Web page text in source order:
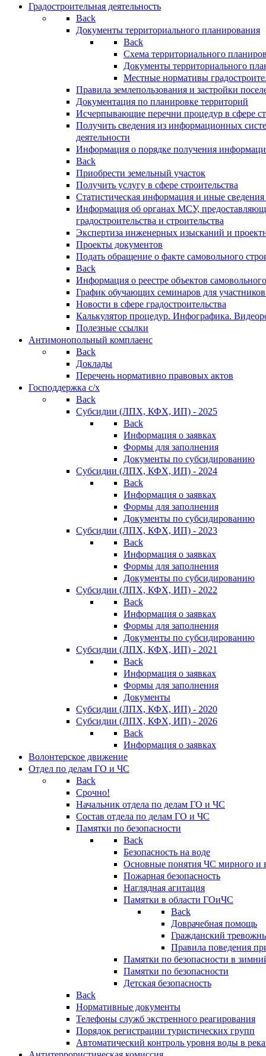
Градостроительная деятельность
Back
Документы территориального планирования
Back
Схема территориального
Документы территориального
Местные нормативы
Правила землепользования и застройки
Документация по планировке территорий
Исчерпывающие перечни процедур в сфере
Получить сведения из информационных
деятельности
Информация о порядке получения
Back
Приобрести земельный участок
Получить услугу в сфере строительства
Статистическая информация и иные сведения
Информация об органах МСУ,
градостроительства и строительства
Экспертиза инженерных изысканий и
Проекты документов
Подать обращение о факте самовольного
Back
Информация о реестре объектов
График обучающих семинаров для участников
Новости в сфере градостроительства
Калькулятор процедур. Инфографика.
Полезные ссылки
Антимонопольный комплаенс
Back
Доклады
Перечень нормативно правовых актов
Господдержка с/х
Back
Субсидии (ЛПХ, КФХ, ИП) - 2025
Back
Информация о заявках
Формы для заполнения
Документы по субсидированию
Субсидии (ЛПХ, КФХ, ИП) - 2024
Back
Информация о заявках
Формы для заполнения
Документы по субсидированию
Субсидии (ЛПХ, КФХ, ИП) - 2023
Back
Информация о заявках
Формы для заполнения
Документы по субсидированию
Субсидии (ЛПХ, КФХ, ИП) - 2022
Back
Информация о заявках
Формы для заполнения
Документы по субсидированию
Субсидии (ЛПХ, КФХ, ИП) - 2021
Back
Информация о заявках
Формы для заполнения
Документы
Субсидии (ЛПХ, КФХ, ИП) - 2020
Субсидии (ЛПХ, КФХ, ИП) - 2026
Back
Информация о заявках
Волонтерское движение
Отдел по делам ГО и ЧС
Back
Срочно!
Начальник отдела по делам ГО и ЧС
Состав отдела по делам ГО и ЧС
Памятки по безопасности
Back
Безопасность на воде
Основные понятия ЧС мирного и
Пожарная безопасность
Наглядная агитация
Памятки в области ГОиЧС
Back
Доврачебная помощь
Гражданский
Правила поведения
Памятки по безопасности в
Памятки по безопасности
Детская безопасность
Back
Нормативные документы
Телефоны служб экстренного реагирования
Порядок регистрации туристических групп
Автоматический контроль уровня воды в